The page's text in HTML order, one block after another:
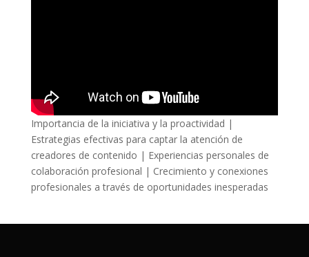
Importancia de la iniciativa y la proactividad |
Estrategias efectivas para captar la atención de
creadores de contenido | Experiencias personales de
colaboración profesional | Crecimiento y conexiones
profesionales a través de oportunidades inesperadas